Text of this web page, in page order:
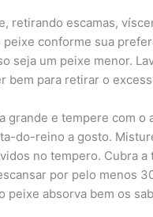
retirando escamas,
conforme sua
seja um peixe menor.
bem para retirar o
grande e tempere com o
do-reino a gosto.
no tempero. Cubra
por pelo menos
peixe absorva bem os